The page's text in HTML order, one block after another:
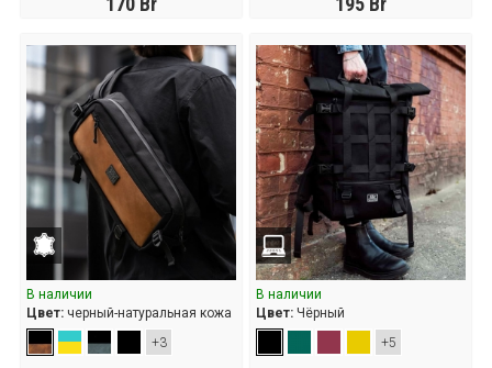
В наличии
Цвет:черный-натуральная кожа
+3
В наличии
Цвет:Чёрный
+5